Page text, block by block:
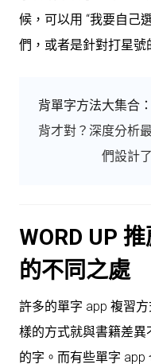
候，可以用 “我要自己
們，或者是針對打星號
背單字方法大集合：
背才對？深度分析
們設計
WORD UP
的不同之處
許多的單字 app 複習
樣的方式就與書籍差
的字。而有些單字 app